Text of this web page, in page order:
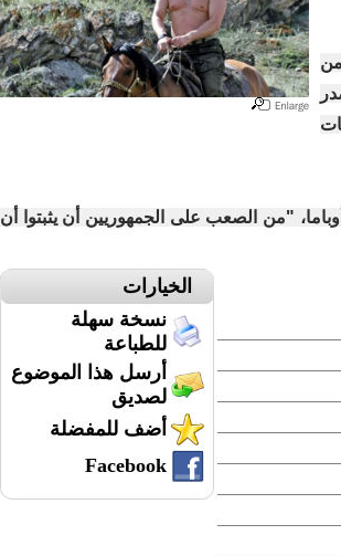
"من الصعب على الجمهوريين أن يثبتوا أن
الخيارات
نسخة سهلة
للطباعة
أرسل هذا الموضوع
لصديق
أضف للمفضلة
Facebook